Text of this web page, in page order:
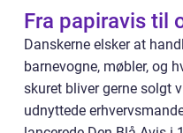
Fra papiravis til
Danskerne elsker at
barnevogne, møbler, og
skuret bliver gerne solgt
udnyttede